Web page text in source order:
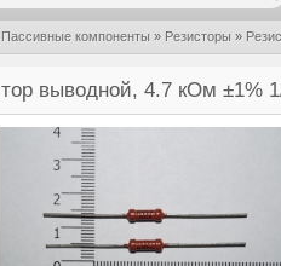
Пассивные компоненты » Резисторы »
выводной, 4.7 кОм ±1%